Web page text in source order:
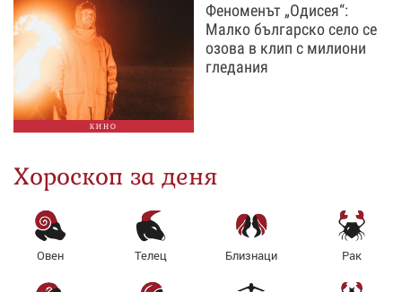
КИНО
Феноменът „Одисея“:
Малко българско село се
озова в клип с милиони
гледания
Хороскоп за деня
Овен Телец Близнаци Рак